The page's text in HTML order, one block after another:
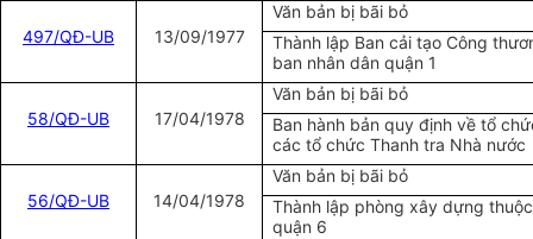
497/QĐ-UB 13/09/1977
Văn bản bị bãi bỏ
Thành lập Ban cải tạo Công
ban nhân dân quận 1
58/QĐ-UB 17/04/1978
Văn bản bị bãi bỏ
Ban hành bản quy định về tổ
các tổ chức Thanh tra Nhà nước
56/QĐ-UB 14/04/1978
Văn bản bị bãi bỏ
Thành lập phòng xây dựng
quận 6